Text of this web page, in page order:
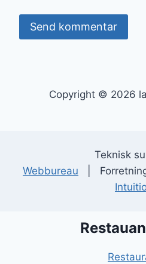
Copyright © 2026
Teknisk
Webbureau |